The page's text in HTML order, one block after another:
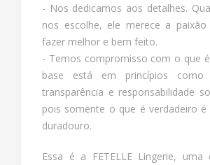
- Nos dedicamos aos detalhes.
nos escolhe, ele merece a paixão
fazer melhor e bem feito.
- Temos compromisso com o que
base está em princípios como
transparência e responsabilidade
pois somente o que é verdadeiro é
duradouro.
Essa é a FETELLE Lingerie, uma